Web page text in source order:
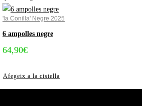
'la Conilla' Negre 2025
6 ampolles negre
64,90€
Afegeix a la cistella